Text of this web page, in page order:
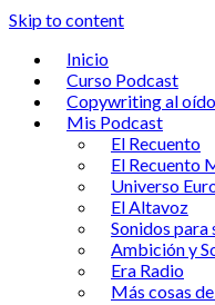
Skip to content
Inicio
Curso Podcast
Copywriting al oído
Mis Podcast
El Recuento
El Recuento
Universo
El Altavoz
Sonidos para
Ambición y
Era Radio
Más cosas